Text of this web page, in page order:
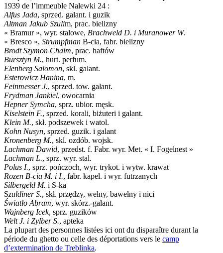
1939 de l’immeuble Nalewki 24 :
Alfus Jada, sprzed. galant. i guzik
Altman Jakub Szulim, prac. bielizny
« Bramur », wyr. stalowe, Brachweld D. i Muranower W.
« Bresco », Strumpfman B-cia, fabr. bielizny
Brodt Szymon Chaim, prac. haftów
Bursztyn M., hurt. perfum.
Elenberg Salomon, skl. galant.
Esterowicz Hanina, m.
Feinmesser J., sprzed. tow. galant.
Frydman Jankiel, owocarnia
Hepner Symcha, sprz. ubior. męsk.
Kiselstein F., sprzed. korali, biżuteri i galant.
Klein M., skł. podszewek i watol.
Kohn Nusyn, sprzed. guzik. i galant
Kronenberg M., skl. ozdób. wojsk.
Lachman Dawid, przedst. f. Fabr. wyr. Met. « I. Fogelnest »
Lachman L., sprz. wyr. stal.
Polus I., sprz. pończoch, wyr. trykot. i wytw. krawat
Rozen B-cia M. i I., fabr. kapel. i wyr. futrzanych
Silbergeld M. i S-ka
Szuldiner S., skł. przędzy, wełny, bawełny i nici
Światło Abram, wyr. skórz.-galant.
Wajnberg Icek, sprz. guzików
Welt J. i Zylber S., apteka
La plupart des personnes listées ici ont du disparaître durant la
période du ghetto ou celle des déportations vers le camp
d’extermination de Treblinka.